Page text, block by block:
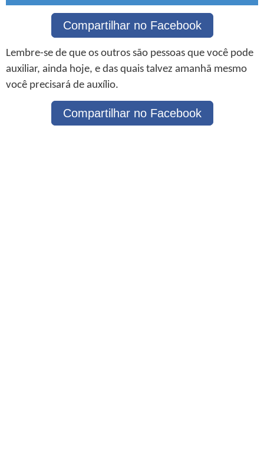
Compartilhar no Facebook
Lembre-se de que os outros são pessoas que você pode
auxiliar, ainda hoje, e das quais talvez amanhã mesmo
você precisará de auxílio.
Compartilhar no Facebook